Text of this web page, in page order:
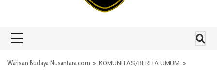
Warisan Budaya Nusantara.com » KOMUNITAS/BERITA UMUM »